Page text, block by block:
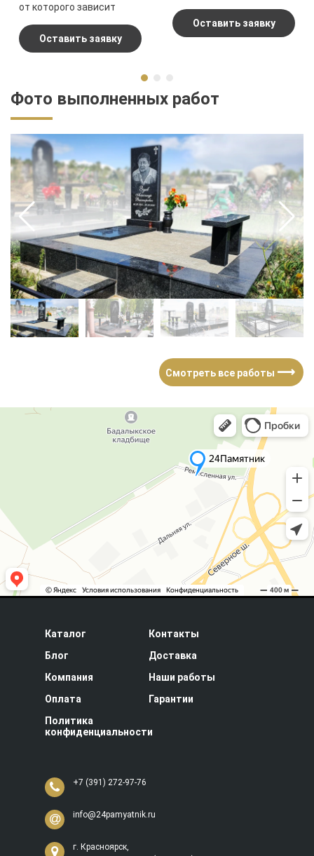
от которого зависит
Оставить заявку
изделий.Оставить заявку
Фото выполненных работ
Смотреть все работы ⟶
Каталог
Контакты
Блог
Доставка
Компания
Наши работы
Оплата
Гарантии
Политика
конфиденциальности
+7 (391) 272-97-76
info@24pamyatnik.ru
г. Красноярск,